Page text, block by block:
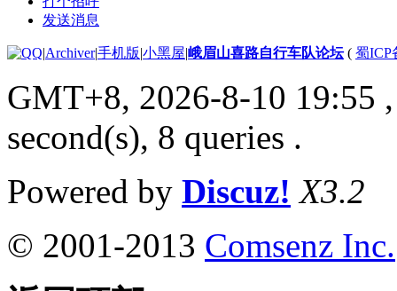
发送消息
|Archiver|手机版|小黑屋|峨眉山喜路自行车队论坛( 蜀ICP
GMT+8, 2026-8-10 19:55
second(s), 8 queries .
Powered by Discuz! X3.2
© 2001-2013 Comsenz Inc.